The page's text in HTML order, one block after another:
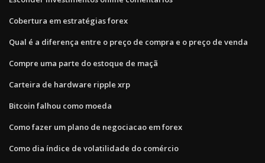
Cobertura em estratégias forex
Qual é a diferença entre o preço de compra e o preço de venda
Compre uma parte do estoque de maçã
Carteira de hardware ripple xrp
Bitcoin falhou como moeda
Como fazer um plano de negociacao em forex
Como dia índice de volatilidade do comércio